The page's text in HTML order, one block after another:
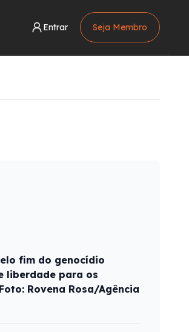
Entrar Seja Membro
fim do genocídio
liberdade para os
Rovena Rosa/Agência